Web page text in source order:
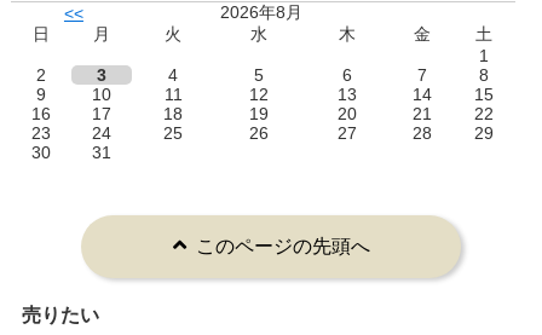
<<
2026年8月
日
月 火 水 木 金
土
1
2
3 4 5 6 7
8
9
10 11 12 13 14
15
16
17 18 19 20 21
22
23
24 25 26 27 28
29
30
31
このページの先頭へ
売りたい